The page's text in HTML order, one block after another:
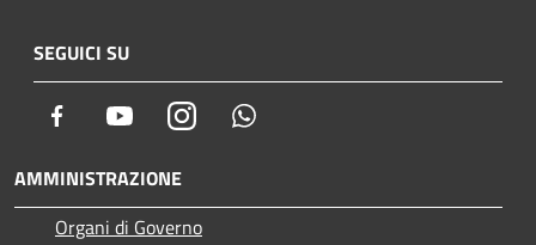
SEGUICI SU
Facebook YoutubeInstagram
AMMINISTRAZIONE
Organi di Governo